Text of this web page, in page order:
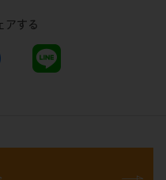
アする